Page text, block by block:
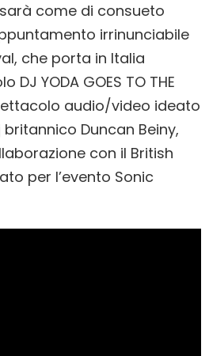
come di consueto
irrinunciabile
che porta in Italia
DJ YODA GOES TO THE
audio/video ideato
Duncan Beiny,
con il British
per l’evento Sonic